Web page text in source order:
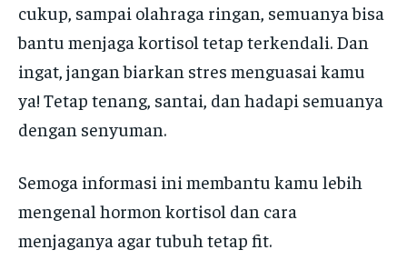
cukup, sampai olahraga ringan, semuanya bisa
bantu menjaga kortisol tetap terkendali. Dan
ingat, jangan biarkan stres menguasai kamu
ya! Tetap tenang, santai, dan hadapi semuanya
dengan senyuman.
Semoga informasi ini membantu kamu lebih
mengenal hormon kortisol dan cara
menjaganya agar tubuh tetap fit.